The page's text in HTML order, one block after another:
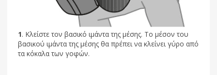
1. Κλείστε τον βασικό ιμάντα της μέσης. Το μέσον του
βασικού ιμάντα της μέσης θα πρέπει να κλείνει γύρο από
τα κόκαλα των γοφών.